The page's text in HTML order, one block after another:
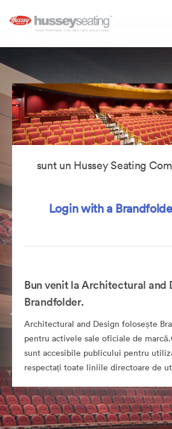
sunt un Hussey Seating
Login with a
Bun venit la Architectural and
Brandfolder.
Architectural and Design folosește
pentru activele sale oficiale de
sunt accesibile publicului pentru
respectați toate liniile directoare de